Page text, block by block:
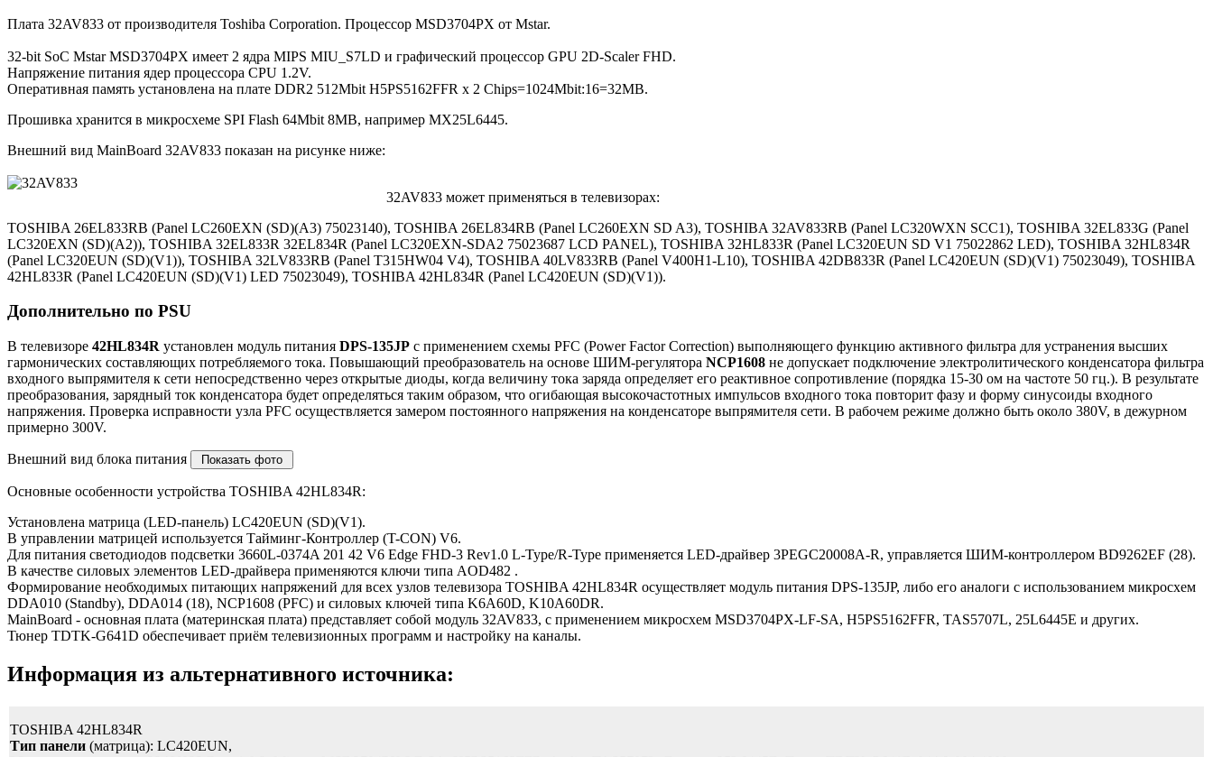
Плата 32AV833 от производителя Toshiba Corporation. Процессор MSD3704PX от Mstar.
32-bit SoC Mstar MSD3704PX имеет 2 ядра MIPS MIU_S7LD и графический процессор GPU 2D-Scaler FHD.
Напряжение питания ядер процессора CPU 1.2V.
Оперативная память установлена на плате DDR2 512Mbit H5PS5162FFR x 2 Chips=1024Mbit:16=32MB.
Прошивка хранится в микросхеме SPI Flash 64Mbit 8MB, например MX25L6445.
Внешний вид MainBoard 32AV833 показан на рисунке ниже:
32AV833 может применяться в телевизорах:
TOSHIBA 26EL833RB (Panel LC260EXN (SD)(A3) 75023140), TOSHIBA 26EL834RB (Panel LC260EXN SD A3), TOSHIBA 32AV833RB (Panel LC320WXN SCC1), TOSHIBA 32EL833G (Panel
LC320EXN (SD)(A2)), TOSHIBA 32EL833R 32EL834R (Panel LC320EXN-SDA2 75023687 LCD PANEL), TOSHIBA 32HL833R (Panel LC320EUN SD V1 75022862 LED), TOSHIBA 32HL834R
(Panel LC320EUN (SD)(V1)), TOSHIBA 32LV833RB (Panel T315HW04 V4), TOSHIBA 40LV833RB (Panel V400H1-L10), TOSHIBA 42DB833R (Panel LC420EUN (SD)(V1) 75023049), TOSHIBA
42HL833R (Panel LC420EUN (SD)(V1) LED 75023049), TOSHIBA 42HL834R (Panel LC420EUN (SD)(V1)).
Дополнительно по PSU
В телевизоре 42HL834R установлен модуль питания DPS-135JP с применением схемы PFC (Power Factor Correction) выполняющего функцию активного фильтра для устранения высших
гармонических составляющих потребляемого тока. Повышающий преобразователь на основе ШИМ-регулятора NCP1608 не допускает подключение электролитического конденсатора фильтра
входного выпрямителя к сети непосредственно через открытые диоды, когда величину тока заряда определяет его реактивное сопротивление (порядка 15-30 ом на частоте 50 гц.). В результате
преобразования, зарядный ток конденсатора будет определяться таким образом, что огибающая высокочастотных импульсов входного тока повторит фазу и форму синусоиды входного
напряжения. Проверка исправности узла PFC осуществляется замером постоянного напряжения на конденсаторе выпрямителя сети. В рабочем режиме должно быть около 380V, в дежурном
примерно 300V.
Внешний вид блока питания
Основные особенности устройства TOSHIBA 42HL834R:
Установлена матрица (LED-панель) LC420EUN (SD)(V1).
В управлении матрицей используется Тайминг-Контроллер (T-CON) V6.
Для питания светодиодов подсветки 3660L-0374A 201 42 V6 Edge FHD-3 Rev1.0 L-Type/R-Type применяется LED-драйвер 3PEGC20008A-R, управляется ШИМ-контроллером BD9262EF (28).
В качестве силовых элементов LED-драйвера применяются ключи типа AOD482 .
Формирование необходимых питающих напряжений для всех узлов телевизора TOSHIBA 42HL834R осуществляет модуль питания DPS-135JP, либо его аналоги c использованием микросхем
DDA010 (Standby), DDA014 (18), NCP1608 (PFC) и силовых ключей типа K6A60D, K10A60DR.
MainBoard - основная плата (материнская плата) представляет собой модуль 32AV833, с применением микросхем MSD3704PX-LF-SA, H5PS5162FFR, TAS5707L, 25L6445E и других.
Тюнер TDTK-G641D обеспечивает приём телевизионных программ и настройку на каналы.
Информация из альтернативного источника:
TOSHIBA 42HL834R
Тип панели (матрица): LC420EUN,